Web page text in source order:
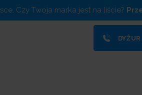
Czy Twoja marka jest na liście?